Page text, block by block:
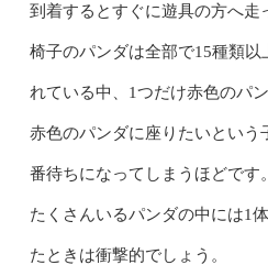
到着するとすぐに遊具の方へ走
椅子のパンダは全部で15種類以
れている中、1つだけ赤色のパ
赤色のパンダに座りたいという
番待ちになってしまうほどです。
たくさんいるパンダの中には1
たときは衝撃的でしょう。